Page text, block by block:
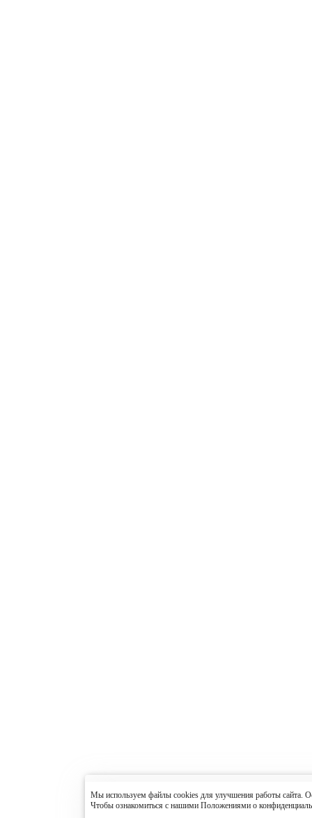
Мы используем файлы cookies для улучшения работы сайта.
Чтобы ознакомиться с нашими Положениями о